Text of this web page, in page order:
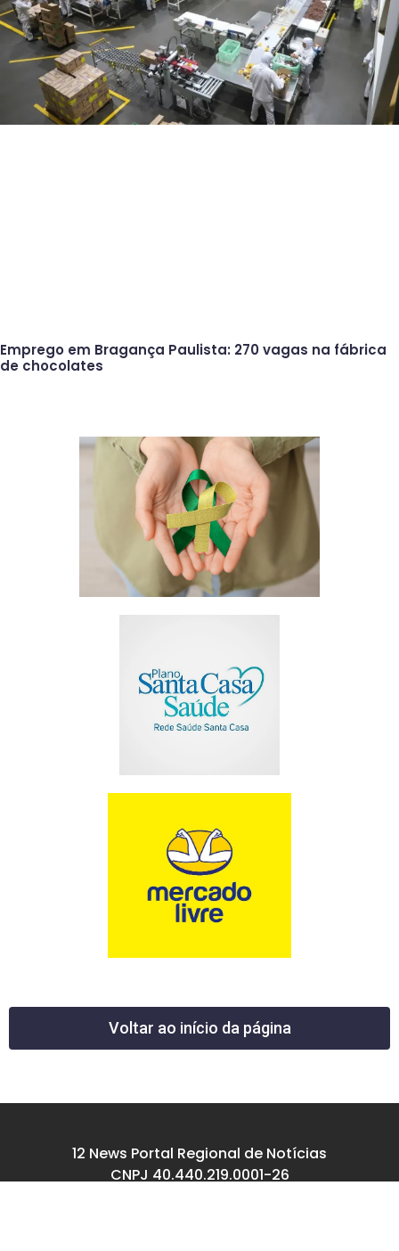
Emprego em Bragança Paulista: 270 vagas na fábrica
de chocolates
Voltar ao início da página
12 News Portal Regional de Notícias
CNPJ 40.440.219.0001-26